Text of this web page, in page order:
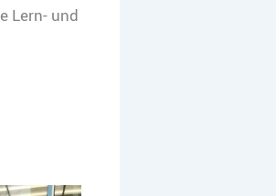
Lern- und